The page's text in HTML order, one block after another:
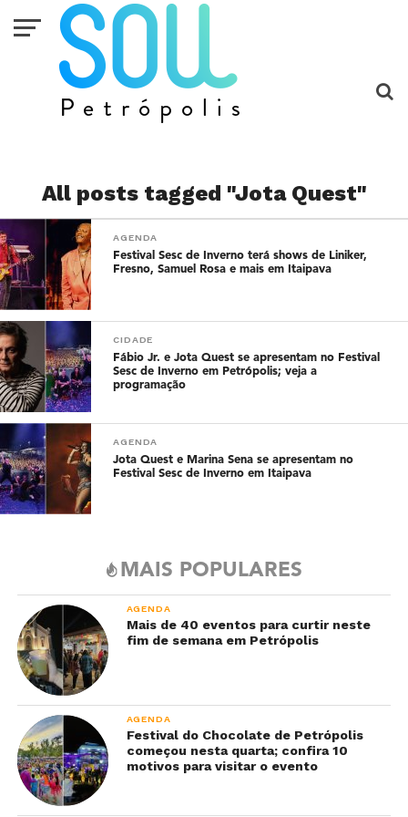
All posts tagged "Jota Quest"
AGENDA
Festival Sesc de Inverno terá shows de Liniker,
Fresno, Samuel Rosa e mais em Itaipava
CIDADE
Fábio Jr. e Jota Quest se apresentam no Festival
Sesc de Inverno em Petrópolis; veja a
programação
AGENDA
Jota Quest e Marina Sena se apresentam no
Festival Sesc de Inverno em Itaipava
MAIS POPULARES
AGENDA
Mais de 40 eventos para curtir neste
fim de semana em Petrópolis
AGENDA
Festival do Chocolate de Petrópolis
começou nesta quarta; confira 10
motivos para visitar o evento